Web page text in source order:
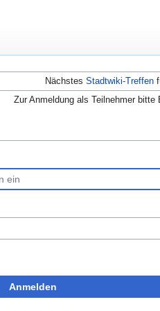
Nächstes Stadtwiki-Treffen
Zur Anmeldung als Teilnehmer
Anmelden